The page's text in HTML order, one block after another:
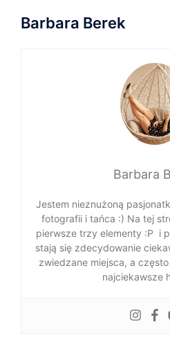
Barbara Berek
Barbara
Jestem nieznużoną
fotografii i tańca :) Na tej
pierwsze trzy elementy :P i
stają się zdecydowanie
zwiedzane miejsca, a
najciekawsze